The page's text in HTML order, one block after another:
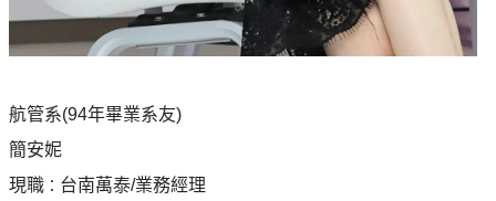
航管系(94年畢業系友)
簡安妮
現職 ： 台南萬泰/業務經理